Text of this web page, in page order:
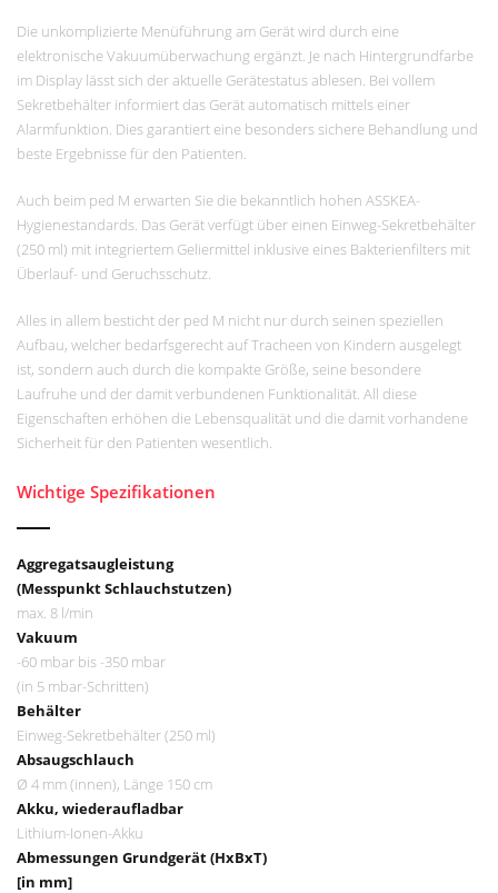
Die unkomplizierte Menüführung am Gerät wird durch eine
elektronische Vakuumüberwachung ergänzt. Je nach Hintergrundfarbe
im Display lässt sich der aktuelle Gerätestatus ablesen. Bei vollem
Sekretbehälter informiert das Gerät automatisch mittels einer
Alarmfunktion. Dies garantiert eine besonders sichere Behandlung und
beste Ergebnisse für den Patienten.
Auch beim ped M erwarten Sie die bekanntlich hohen ASSKEA-
Hygienestandards. Das Gerät verfügt über einen Einweg-Sekretbehälter
(250 ml) mit integriertem Geliermittel inklusive eines Bakterienfilters mit
Überlauf- und Geruchsschutz.
Alles in allem besticht der ped M nicht nur durch seinen speziellen
Aufbau, welcher bedarfsgerecht auf Tracheen von Kindern ausgelegt
ist, sondern auch durch die kompakte Größe, seine besondere
Laufruhe und der damit verbundenen Funktionalität. All diese
Eigenschaften erhöhen die Lebensqualität und die damit vorhandene
Sicherheit für den Patienten wesentlich.
Wichtige Spezifikationen
Aggregatsaugleistung
(Messpunkt Schlauchstutzen)
max. 8 l/min
Vakuum
-60 mbar bis -350 mbar
(in 5 mbar-Schritten)
Behälter
Einweg-Sekretbehälter (250 ml)
Absaugschlauch
Ø 4 mm (innen), Länge 150 cm
Akku, wiederaufladbar
Lithium-Ionen-Akku
Abmessungen Grundgerät (HxBxT)
[in mm]